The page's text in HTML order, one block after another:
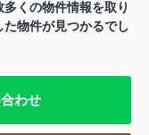
くの物件情報を取り
物件が見つかるでし
わせ